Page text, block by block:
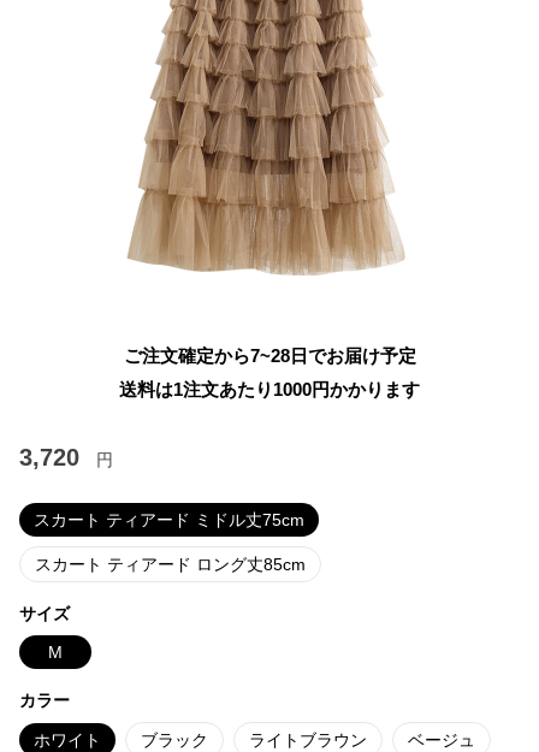
ご注文確定から7~28日でお届け予定
送料は1注文あたり 1000円かかります
3,720 円
スカート ティアード ミドル丈75cm
スカート ティアード ロング丈85cm
サイズ
M
カラー
ホワイト ブラック ライトブラウン ベージュ